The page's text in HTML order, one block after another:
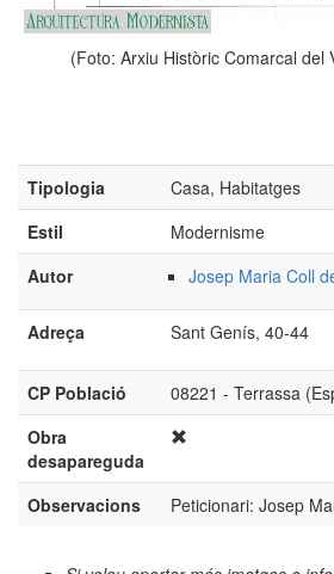
(Foto: Arxiu Històric Comarcal del
Tipologia
Casa, Habitatges
Estil
Modernisme
Autor
Josep Maria Coll
Adreça Sant Genís, 40-44
CP Població
08221 - Terrassa
Obra
desapareguda
Observacions
Peticionari: Josep